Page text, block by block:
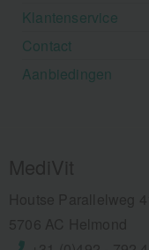
Klantenservice
Contact
Aanbiedingen